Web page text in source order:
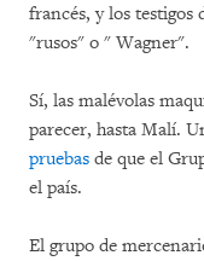
francés, y los testigos
"rusos" o " Wagner".
Sí, las malévolas
parecer, hasta Malí.
pruebas de que el
el país.
El grupo de